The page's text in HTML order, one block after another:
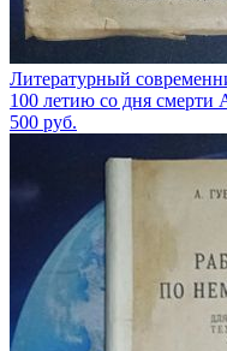
Литературный
100 летию со дня
500 руб.